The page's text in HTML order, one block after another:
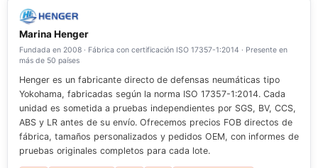
Marina Henger
Fundada en 2008 · Fábrica con certificación ISO 17357-1:2014 · Presente en
más de 50 países
Henger es un fabricante directo de defensas neumáticas tipo
Yokohama, fabricadas según la norma ISO 17357-1:2014. Cada
unidad es sometida a pruebas independientes por SGS, BV, CCS,
ABS y LR antes de su envío. Ofrecemos precios FOB directos de
fábrica, tamaños personalizados y pedidos OEM, con informes de
pruebas originales completos para cada lote.